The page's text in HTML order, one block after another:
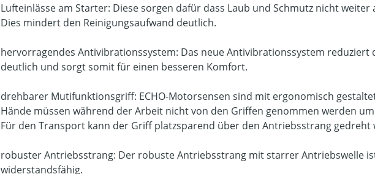
Lufteinlässe am Starter: Diese sorgen dafür dass Laub und Schmutz nicht weiter
Dies mindert den Reinigungsaufwand deutlich.
hervorragendes Antivibrationssystem: Das neue Antivibrationssystem reduziert
deutlich und sorgt somit für einen besseren Komfort.
drehbarer Mutifunktionsgriff: ECHO-Motorsensen sind mit ergonomisch
Hände müssen während der Arbeit nicht von den Griffen genommen werden
Für den Transport kann der Griff platzsparend über den Antriebsstrang gedreht
robuster Antriebsstrang: Der robuste Antriebsstrang mit starrer Antriebswelle
widerstandsfähig.